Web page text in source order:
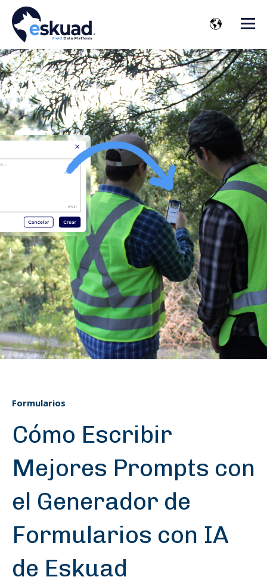
Formularios
Cómo Escribir
Mejores Prompts con
el Generador de
Formularios con IA
de Eskuad